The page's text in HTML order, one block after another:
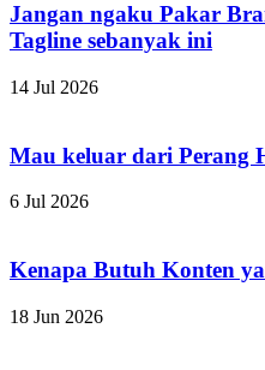
Jangan ngaku Pakar
Tagline sebanyak ini
14 Jul 2026
Mau keluar dari Perang
6 Jul 2026
Kenapa Butuh Konten
18 Jun 2026